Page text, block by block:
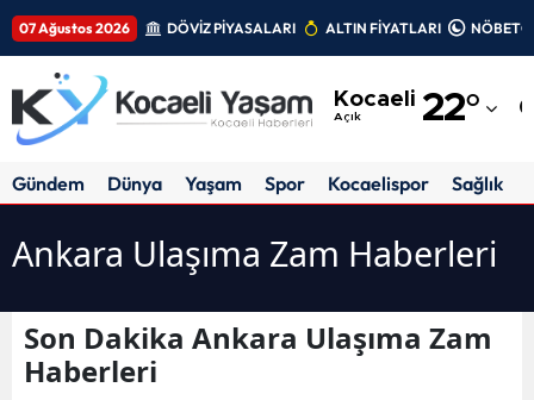
07 Ağustos 2026 DÖVİZ PİYASALARI ALTIN FİYATLARI
Kocaeli
Açık 22°
Adıyaman
Amasya
Ankara
Antalya
Gündem Dünya Yaşam Spor Kocaelispor Sağlık
Ankara Ulaşıma Zam Haberleri
Son Dakika Ankara Ulaşıma Zam
Haberleri